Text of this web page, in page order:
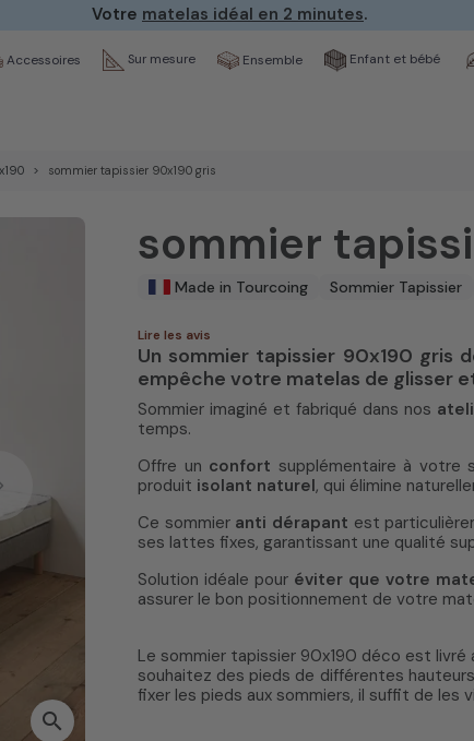
Votre matelas idéal en 2 minutes.
Accessoires Sur mesure Ensemble Enfant et bébé
sommier tapissier 90x190 gris
search
sommier
Made in Tourcoing Sommier Tapissier
Lire les avis
Un sommier tapissier 90x190 gris
empêche votre matelas de glisser
Sommier imaginé et fabriqué dans nos
temps.
Offre un confort supplémentaire à votre
produit isolant naturel, qui élimine
Ce sommier anti dérapant est
ses lattes fixes, garantissant une qualité
Solution idéale pour éviter que votre
assurer le bon positionnement de votre
Le sommier tapissier 90x190 déco est livré
souhaitez des pieds de différentes
fixer les pieds aux sommiers, il suffit de les